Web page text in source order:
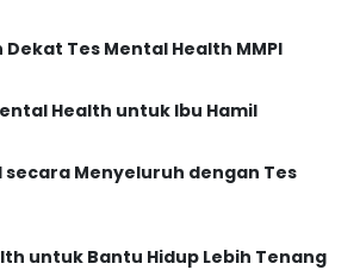
Tes Mental Health MMPI
Health untuk Ibu Hamil
secara Menyeluruh dengan Tes
untuk Bantu Hidup Lebih Tenang